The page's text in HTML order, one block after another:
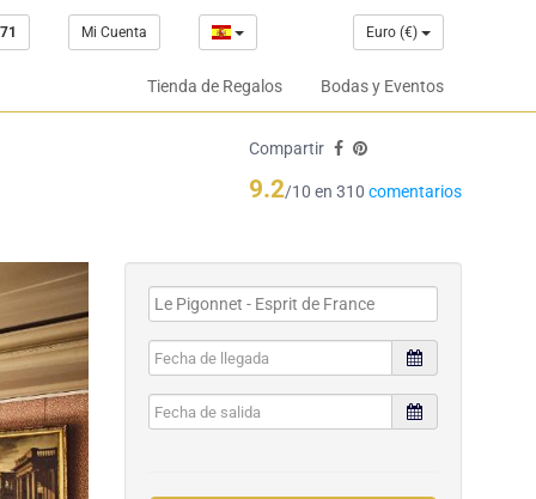
Mi Cuenta Euro (€)
Tienda de Regalos Bodas y Eventos
Compartir
9.2/10 en 310 comentarios